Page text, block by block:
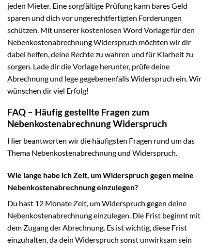
jeden Mieter. Eine sorgfältige Prüfung kann bares Geld
sparen und dich vor ungerechtfertigten Forderungen
schützen. Mit unserer kostenlosen Word Vorlage für den
Nebenkostenabrechnung Widerspruch möchten wir dir
dabei helfen, deine Rechte zu wahren und für Klarheit zu
sorgen. Lade dir die Vorlage herunter, prüfe deine
Abrechnung und lege gegebenenfalls Widerspruch ein. Wir
wünschen dir viel Erfolg!
FAQ – Häufig gestellte Fragen zum
Nebenkostenabrechnung Widerspruch
Hier beantworten wir die häufigsten Fragen rund um das
Thema Nebenkostenabrechnung und Widerspruch.
Wie lange habe ich Zeit, um Widerspruch gegen meine
Nebenkostenabrechnung einzulegen?
Du hast 12 Monate Zeit, um Widerspruch gegen deine
Nebenkostenabrechnung einzulegen. Die Frist beginnt mit
dem Zugang der Abrechnung. Es ist wichtig, diese Frist
einzuhalten, da dein Widerspruch sonst unwirksam sein